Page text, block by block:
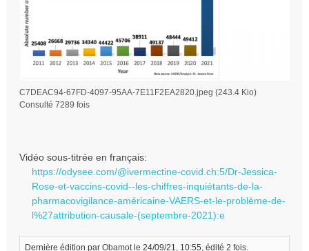
C7DEAC94-67FD-4097-95AA-7E11F2EA2820.jpeg (243.4 Kio)
Consulté 7289 fois
Vidéo sous-titrée en français:
https://odysee.com/@ivermectine-covid.ch:5/Dr-Jessica-
Rose-et-vaccins-covid--les-chiffres-inquiétants-de-la-
pharmacovigilance-américaine-VAERS-et-le-problème-de-
l%27attribution-causale-(septembre-2021):e
Dernière édition par Obamotle 24/09/21, 10:55, édité 2 fois.